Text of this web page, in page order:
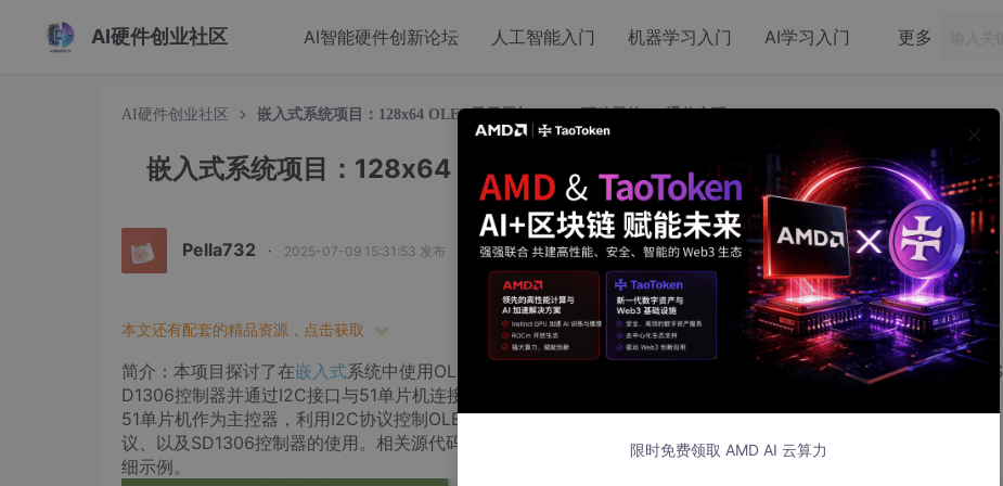
AI硬件创业社区 AI智能硬件创新论坛 人工智能入门 机器学习入门 AI学习入门 更多
AI硬件创业社区 嵌入式系统项目：128x64 OLED显示屏与SD1306驱动器的I2C通信实现
嵌入式系统项目：128x64 OLED显示屏与SD1306驱动器的I2C通信实现
Pella732 · 2025-07-09 15:31:53 发布
本文还有配套的精品资源，点击获取
简介：本项目探讨了在嵌入式系统中使用OLED显示屏，特别是一个分辨率为128x64像素的显示屏。该显示屏采用S
D1306控制器并通过I2C接口与51单片机连接。SD1306芯片处理来自单片机的数据，通过I2C总线简化了电路设计。
51单片机作为主控器，利用I2C协议控制OLED显示屏显示信息。本项目涉及到的技术包括OLED技术、I2C通信协
议、以及SD1306控制器的使用。相关源代码和资源包含在压缩包文件中，为开发者提供了实现OLED显示控制的详
细示例。
限时免费领取 AMD AI 云算力